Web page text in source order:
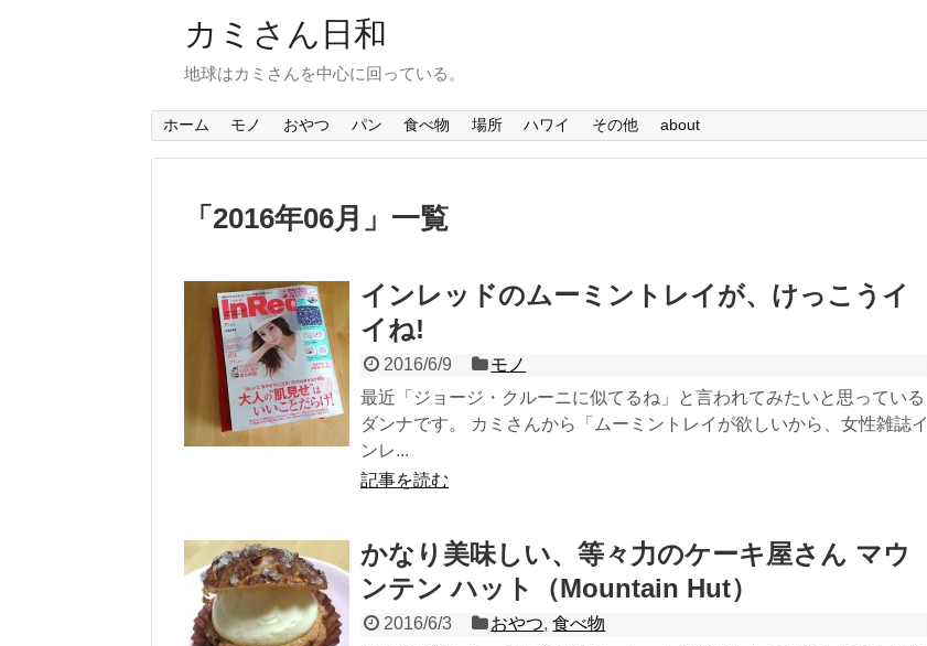
カミさん日和
地球はカミさんを中心に回っている。
ホーム モノ おやつ パン 食べ物 場所 ハワイ その他 about
「 2016年06月 」 一覧
インレッドのムーミントレイが、けっこうイ
イね!
2016/6/9
モノ
最近「ジョージ・クルーニに似てるね」と言われてみたいと思っている
ダンナです。 カミさんから「ムーミントレイが欲しいから、女性雑誌イ
ンレ...
記事を読む
かなり美味しい、等々力のケーキ屋さん マウ
ンテン ハット（Mountain Hut）
2016/6/3 おやつ,食べ物